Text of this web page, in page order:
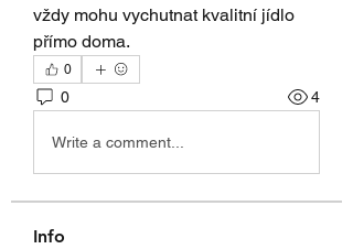
vždy mohu vychutnat kvalitní jídlo
přímo doma.
0
0 4
Write a comment...
Info